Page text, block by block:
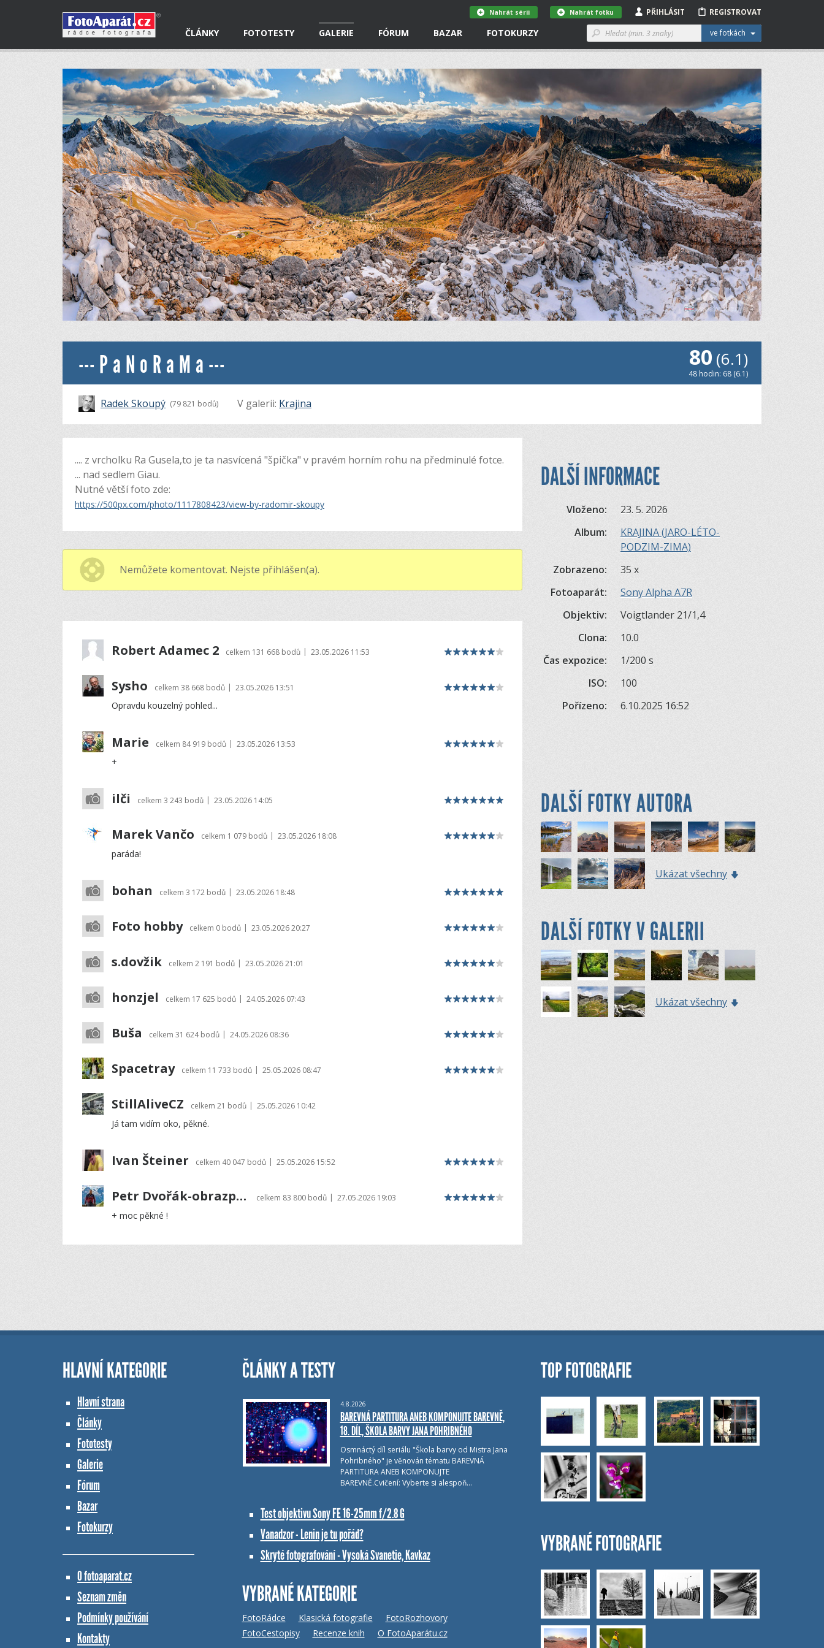
ČLÁNKY FOTOTESTY GALERIE FÓRUM BAZAR FOTOKURZY ve fotkách
REGISTROVAT
PŘIHLÁSIT
Nahrát fotku
Nahrát sérii
--- P a N o R a M a --- 80 (6.1)
48 hodin: 68 (6.1)
Radek Skoupý (79 821 bodů) V galerii: Krajina
.... z vrcholku Ra Gusela,to je ta nasvícená "špička" v pravém horním rohu na předminulé fotce.
... nad sedlem Giau.
Nutné větší foto zde:
https://500px.com/photo/1117808423/view-by-radomir-skoupy
Nemůžete komentovat. Nejste přihlášen(a).
Robert Adamec 2 celkem 131 668 bodů | 23.05.2026 11:53
Sysho celkem 38 668 bodů | 23.05.2026 13:51
Opravdu kouzelný pohled...
Marie celkem 84 919 bodů | 23.05.2026 13:53
+
ilči celkem 3 243 bodů | 23.05.2026 14:05
Marek Vančo celkem 1 079 bodů | 23.05.2026 18:08
paráda!
bohan celkem 3 172 bodů | 23.05.2026 18:48
Foto hobby celkem 0 bodů | 23.05.2026 20:27
s.dovžik celkem 2 191 bodů | 23.05.2026 21:01
honzjel celkem 17 625 bodů | 24.05.2026 07:43
Buša celkem 31 624 bodů | 24.05.2026 08:36
Spacetray celkem 11 733 bodů | 25.05.2026 08:47
StillAliveCZ celkem 21 bodů | 25.05.2026 10:42
Já tam vidím oko, pěkné.
Ivan Šteiner celkem 40 047 bodů | 25.05.2026 15:52
Petr Dvořák-obrazprovas.cz celkem 83 800 bodů | 27.05.2026 19:03
+ moc pěkné !
DALŠÍ INFORMACE
Vloženo:
23. 5. 2026
Album:
KRAJINA (JARO-LÉTO-
PODZIM-ZIMA)
Zobrazeno:
35 x
Fotoaparát:
Sony Alpha A7R
Objektiv:
Voigtlander 21/1,4
Clona:
10.0
Čas expozice:
1/200 s
ISO:
100
Pořízeno:
6.10.2025 16:52
DALŠÍ FOTKY AUTORA
Ukázat všechny
DALŠÍ FOTKY V GALERII
Ukázat všechny
HLAVNÍ KATEGORIE
Hlavní strana
Články
Fototesty
Galerie
Fórum
Bazar
Fotokurzy
O fotoaparat.cz
Seznam změn
Podmínky používání
Kontakty
ČLÁNKY A TESTY
4.8.2026
BAREVNÁ PARTITURA ANEB KOMPONUJTE BAREVNĚ,
18. DÍL, ŠKOLA BARVY JANA POHRIBNÉHO
Osmnáctý díl seriálu "Škola barvy od Mistra Jana
Pohribného" je věnován tématu BAREVNÁ
PARTITURA ANEB KOMPONUJTE
BAREVNĚ.Cvičení: Vyberte si alespoň…
Test objektivu Sony FE 16-25mm f/2.8 G
Vanadzor - Lenin je tu pořád?
Skryté fotografování - Vysoká Svanetie, Kavkaz
VYBRANÉ KATEGORIE
FotoRádce Klasická fotografie
FotoRozhovory
FotoCestopisy
Recenze knih O FotoAparátu.cz
TOP FOTOGRAFIE
VYBRANÉ FOTOGRAFIE